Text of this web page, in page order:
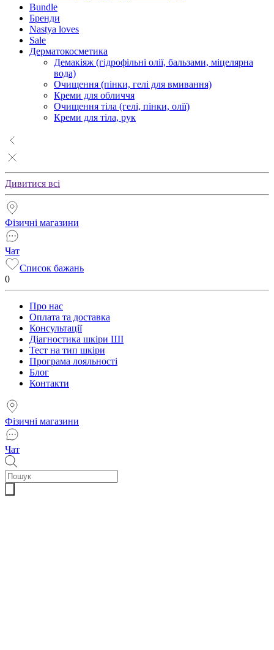
Bundle
Бренди
Nastya loves
Sale
Дерматокосметика
Демакіяж (гідрофільні олії, бальзами, міцелярна
вода)
Очищення (пінки, гелі для вмивання)
Креми для обличчя
Очищення тіла (гелі, пінки, олії)
Креми для тіла, рук
Дивитися всі
Фізичні магазини
Чат
Список бажань
0
Про нас
Оплата та доставка
Консультації
Діагностика шкіри ШІ
Тест на тип шкіри
Програма лояльності
Блог
Контакти
Фізичні магазини
Чат
Пошук
товарів